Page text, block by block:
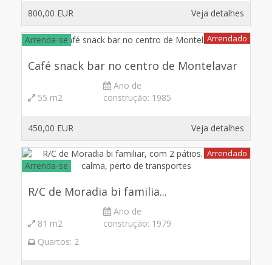
800,00 EUR Veja detalhes
Arrendado
Arrenda-se
Café snack bar no centro de Montelavar
55 m2
Ano de
construção: 1985
450,00 EUR Veja detalhes
Arrendado
Arrenda-se
R/C de Moradia bi familia...
81 m2
Ano de
construção: 1979
Quartos: 2